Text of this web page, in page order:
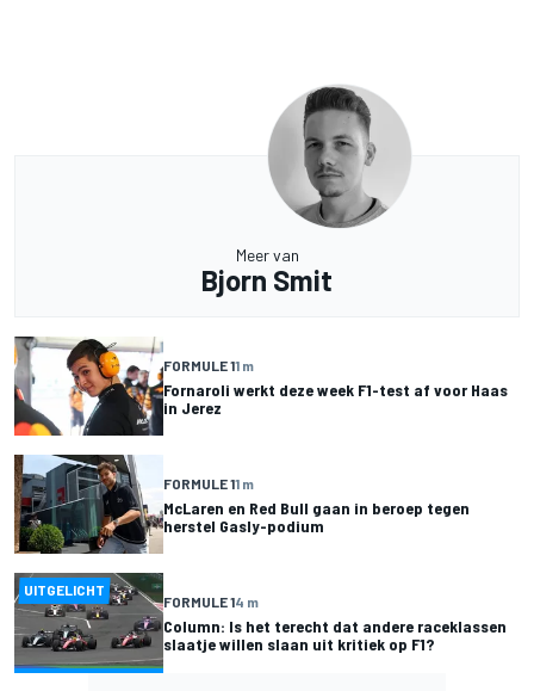
Meer van
Bjorn Smit
FORMULE 11 m
Fornaroli werkt deze week F1-test af voor Haas
in Jerez
FORMULE 11 m
McLaren en Red Bull gaan in beroep tegen
herstel Gasly-podium
UITGELICHT
FORMULE 14 m
Column: Is het terecht dat andere raceklassen
slaatje willen slaan uit kritiek op F1?